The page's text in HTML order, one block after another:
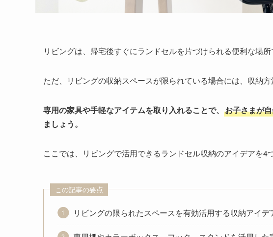
リビングは、帰宅後すぐにランドセルを片づけられる便利な場所
ただ、リビングの収納スペースが限られている場合には、収納方
専用の家具や手軽なアイテムを取り入れることで、 お子さまが
ましょう。
ここでは、リビングで活用できるランドセル収納のアイデアを4
この記事の要点
リビングの限られたスペースを有効活用する収納アイデ